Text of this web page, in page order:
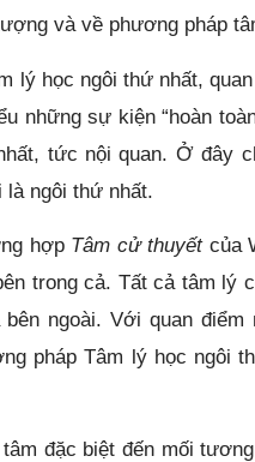
và về phương pháp
lý học ngôi thứ nhất,
những sự kiện “hoàn
tức nội quan. Ở đây
ngôi thứ nhất.
hợp Tâm cử thuyếtcủa
trong cả. Tất cả tâm lý
ngoài. Với quan
pháp Tâm lý học ngôi
đặc biệt đến mối